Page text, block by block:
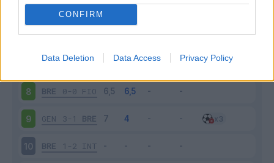
CONFIRM
Data Deletion Data Access Privacy Policy
1-2 JUV
6 NAP 2-1 BRE
BRE 0-2 SAS
8 BRE 0-0 FIO
9 GEN 3-1 BRE
10 BRE 1-2 INT